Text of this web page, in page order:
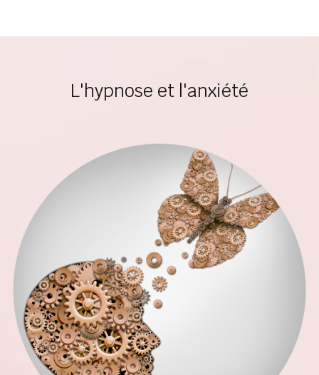
L'hypnose et l'anxiété